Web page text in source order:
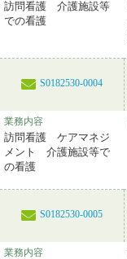
訪問看護 介護施設等
での看護
S0182530-0004
業務内容
訪問看護 ケアマネジ
メント 介護施設等で
の看護
S0182530-0005
業務内容